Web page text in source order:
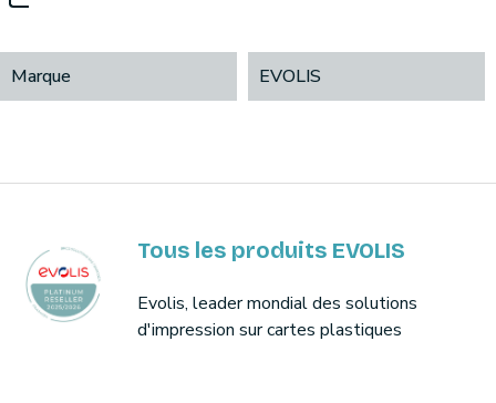
Marque EVOLIS
Tous les produits EVOLIS
Evolis, leader mondial des solutions
d'impression sur cartes plastiques